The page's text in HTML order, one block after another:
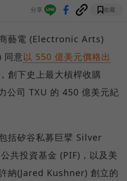
分享 收藏
藝電 (Electronic Arts)
同意以 550 億美元價格出
，創下史上最大槓桿收購
公司 TXU 的 450 億美元紀
括矽谷私募巨擘 Silver
共投資基金 (PIF)，以及美
納(Jared Kushner) 創立的